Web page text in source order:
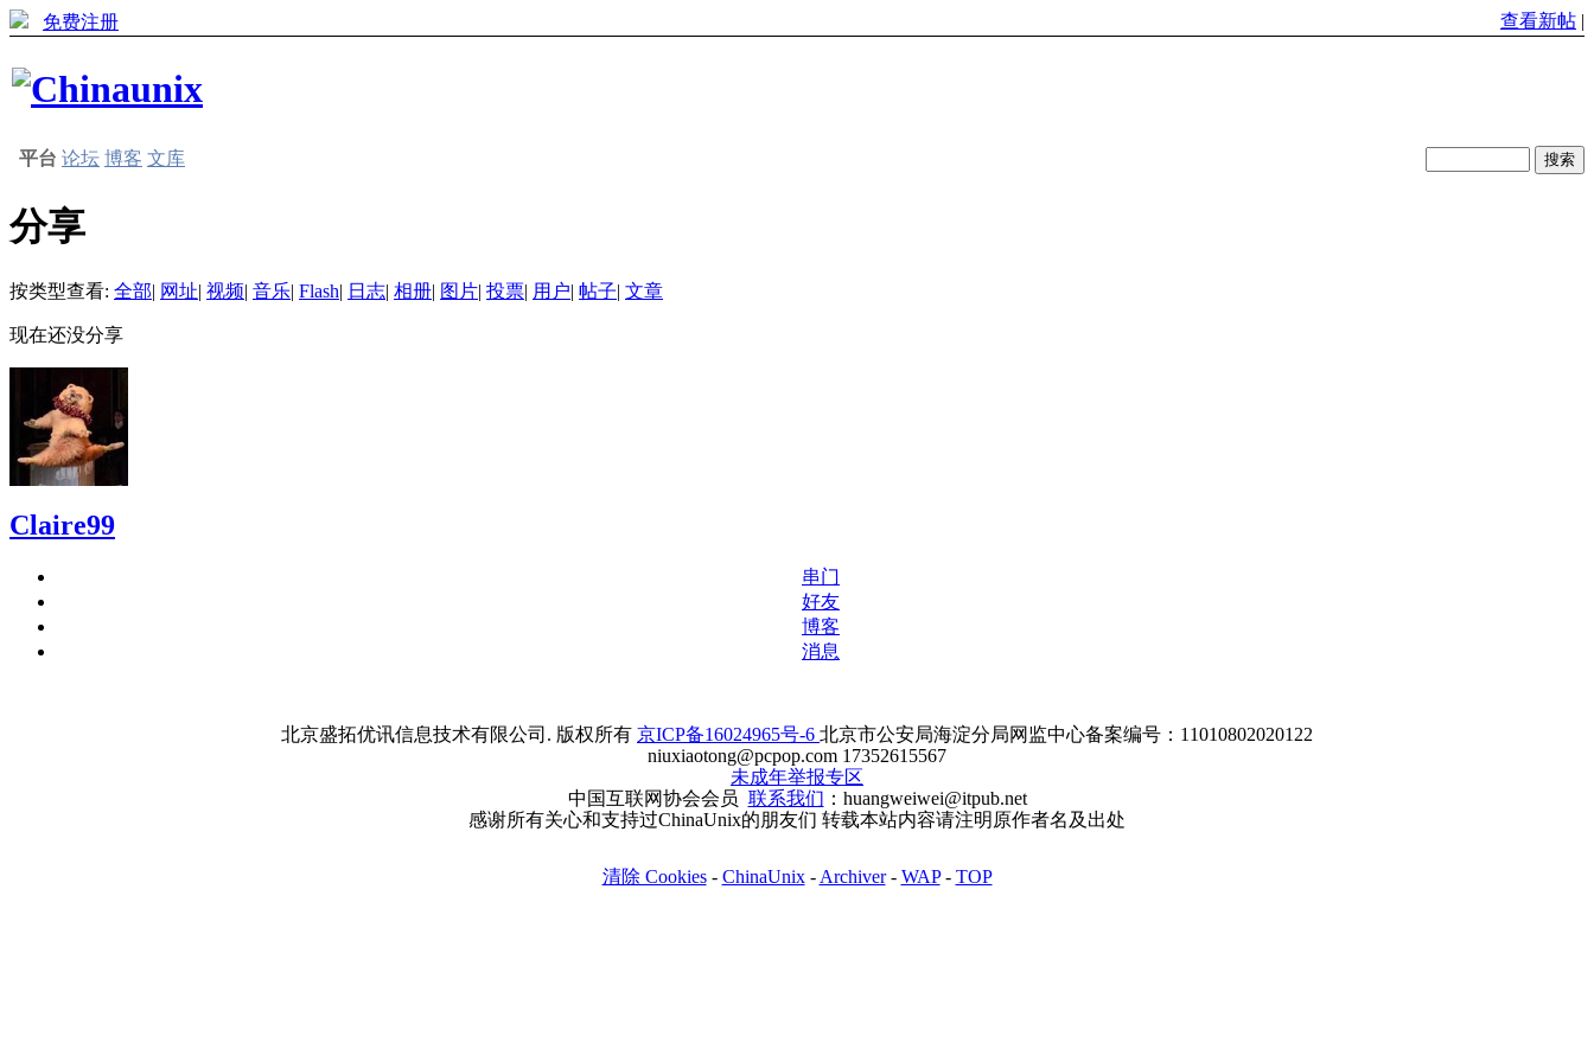
免费注册 查看新帖 |
平台 论坛 博客 文库
分享
按类型查看: 全部| 网址| 视频| 音乐| Flash| 日志| 相册| 图片| 投票| 用户| 帖子| 文章
现在还没分享
Claire99
串门
好友
博客
消息
北京盛拓优讯信息技术有限公司. 版权所有 京ICP备16024965号-6 北京市公安局海淀分局网监中心备案编号：11010802020122
niuxiaotong@pcpop.com 17352615567
未成年举报专区
中国互联网协会会员 联系我们 ：huangweiwei@itpub.net
感谢所有关心和支持过ChinaUnix的朋友们 转载本站内容请注明原作者名及出处
清除 Cookies- ChinaUnix- Archiver- WAP- TOP